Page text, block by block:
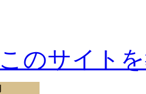
のサイト